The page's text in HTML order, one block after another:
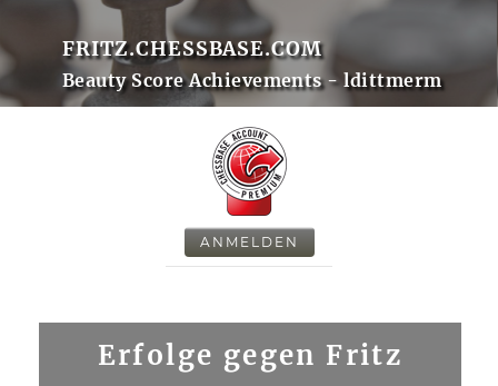
FRITZ.CHESSBASE.COM
Beauty Score Achievements - ldittmerm
ANMELDEN
Erfolge gegen Fritz